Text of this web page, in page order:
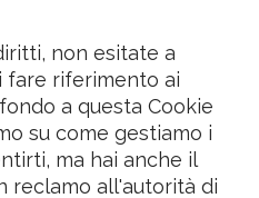
non esitate a
fare riferimento ai
a questa Cookie
su come gestiamo i
ma hai anche il
reclamo all'autorità di